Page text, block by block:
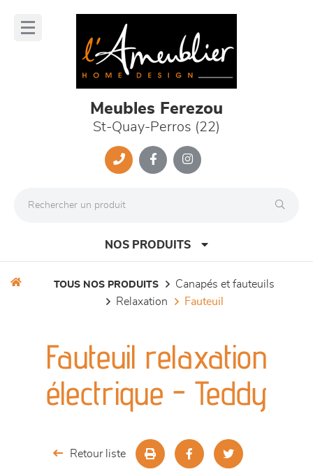
Meubles Ferezou
St-Quay-Perros (22)
NOS PRODUITS
séjours
meubles de complément
TOUS NOS PRODUITS
canapés et fauteuils
relaxation
fauteuil
Fauteuil relaxation
électrique - Teddy
Retour liste